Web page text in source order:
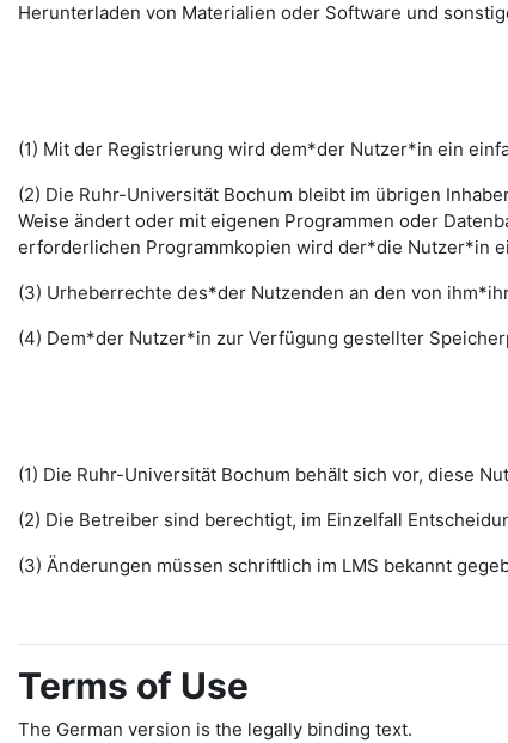
Herunterladen von Materialien oder Software und
(1) Mit der Registrierung wird dem*der Nutzer*in ein
(2) Die Ruhr-Universität Bochum bleibt im übrigen
Weise ändert oder mit eigenen Programmen oder
erforderlichen Programmkopien wird der*die Nutzer*in
(3) Urheberrechte des*der Nutzenden an den von
(4) Dem*der Nutzer*in zur Verfügung gestellter
(1) Die Ruhr-Universität Bochum behält sich vor, diese
(2) Die Betreiber sind berechtigt, im Einzelfall
(3) Änderungen müssen schriftlich im LMS bekannt
Terms of Use
The German version is the legally binding text.